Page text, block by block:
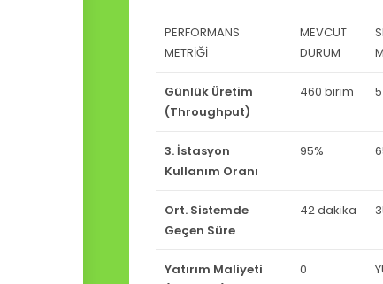
PERFORMANS
METRIĞI
MEVCUT
DURUM
Günlük Üretim
(Throughput)
460 birim
3. İstasyon
Kullanım Oranı
95%
Ort. Sistemde
Geçen Süre
42 dakika
Yatırım Maliyeti
0